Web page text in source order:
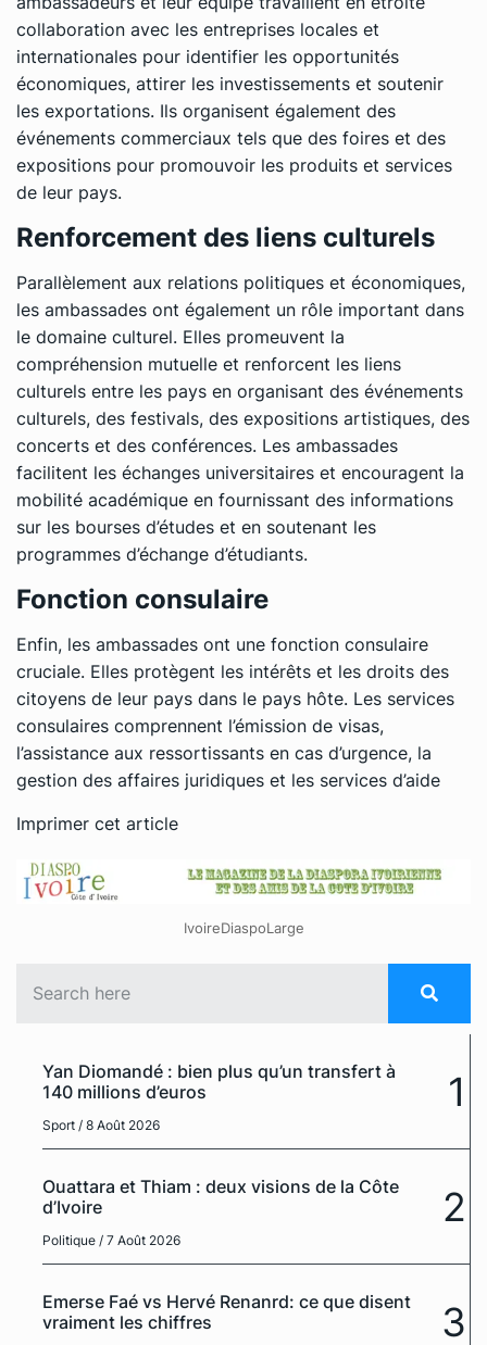
collaboration avec les entreprises locales et
internationales pour identifier les opportunités
économiques, attirer les investissements et soutenir
les exportations. Ils organisent également des
événements commerciaux tels que des foires et des
expositions pour promouvoir les produits et services
de leur pays.
Renforcement des liens culturels
Parallèlement aux relations politiques et économiques,
les ambassades ont également un rôle important dans
le domaine culturel. Elles promeuvent la
compréhension mutuelle et renforcent les liens
culturels entre les pays en organisant des événements
culturels, des festivals, des expositions artistiques, des
concerts et des conférences. Les ambassades
facilitent les échanges universitaires et encouragent la
mobilité académique en fournissant des informations
sur les bourses d’études et en soutenant les
programmes d’échange d’étudiants.
Fonction consulaire
Enfin, les ambassades ont une fonction consulaire
cruciale. Elles protègent les intérêts et les droits des
citoyens de leur pays dans le pays hôte. Les services
consulaires comprennent l’émission de visas,
l’assistance aux ressortissants en cas d’urgence, la
gestion des affaires juridiques et les services d’aide
Imprimer cet article
IvoireDiaspoLarge
Yan Diomandé : bien plus qu’un transfert à
140 millions d’euros
Sport / 8 Août 2026
1
Ouattara et Thiam : deux visions de la Côte
d’Ivoire
Politique / 7 Août 2026
2
Emerse Faé vs Hervé Renanrd: ce que disent
vraiment les chiffres
3